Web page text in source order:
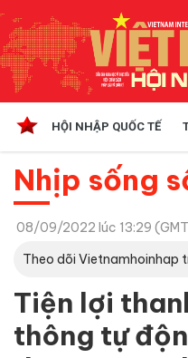
HỘI NHẬP QUỐC TẾ
Nhịp sống
08/09/2022 lúc 13:29
Theo dõi Vietnamhoinhap
Tiện lợi
thông tự